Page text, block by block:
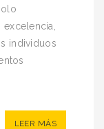
individuos
LEER MÁS